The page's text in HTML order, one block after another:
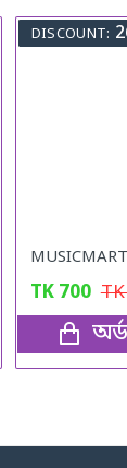
DISCOUNT:
TK 700